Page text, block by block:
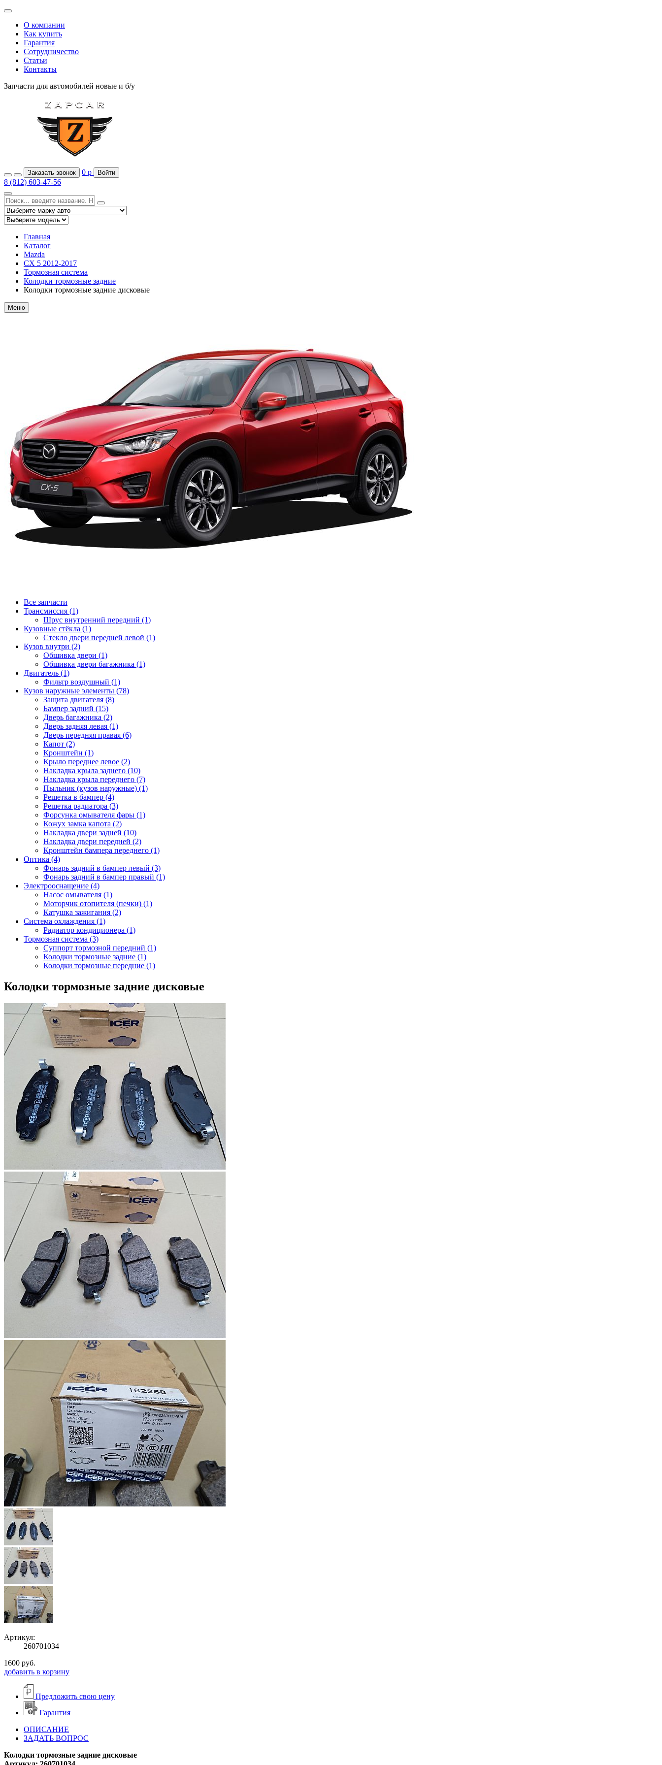
О компании
Как купить
Гарантия
Сотрудничество
Статьи
Контакты
Запчасти для автомобилей новые и б/у
Заказать звонок 0 р Войти
8 (812) 603-47-56
Главная
Каталог
Mazda
CX 5 2012-2017
Тормозная система
Колодки тормозные задние
Колодки тормозные задние дисковые
Меню
Все запчасти
Трансмиссия (1)
Шрус внутренний передний (1)
Кузовные стёкла (1)
Стекло двери передней левой (1)
Кузов внутри (2)
Обшивка двери (1)
Обшивка двери багажника (1)
Двигатель (1)
Фильтр воздушный (1)
Кузов наружные элементы (78)
Защита двигателя (8)
Бампер задний (15)
Дверь багажника (2)
Дверь задняя левая (1)
Дверь передняя правая (6)
Капот (2)
Кронштейн (1)
Крыло переднее левое (2)
Накладка крыла заднего (10)
Накладка крыла переднего (7)
Пыльник (кузов наружные) (1)
Решетка в бампер (4)
Решетка радиатора (3)
Форсунка омывателя фары (1)
Кожух замка капота (2)
Накладка двери задней (10)
Накладка двери передней (2)
Кронштейн бампера переднего (1)
Оптика (4)
Фонарь задний в бампер левый (3)
Фонарь задний в бампер правый (1)
Электрооснащение (4)
Насос омывателя (1)
Моторчик отопителя (печки) (1)
Катушка зажигания (2)
Система охлаждения (1)
Радиатор кондиционера (1)
Тормозная система (3)
Суппорт тормозной передний (1)
Колодки тормозные задние (1)
Колодки тормозные передние (1)
Колодки тормозные задние дисковые
Артикул:
260701034
1600 руб.
добавить в корзину
Предложить свою цену
Гарантия
ОПИСАНИЕ
ЗАДАТЬ ВОПРОС
Колодки тормозные задние дисковые